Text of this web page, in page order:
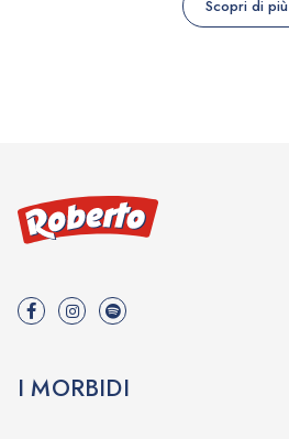
Scopri di più
I MORBIDI